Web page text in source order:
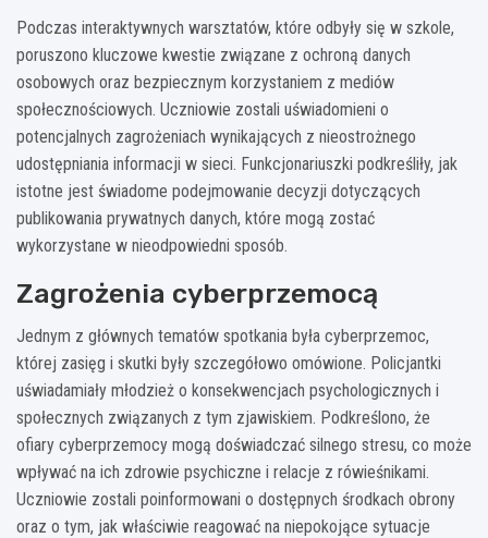
Podczas interaktywnych warsztatów, które odbyły się w szkole,
poruszono kluczowe kwestie związane z ochroną danych
osobowych oraz bezpiecznym korzystaniem z mediów
społecznościowych. Uczniowie zostali uświadomieni o
potencjalnych zagrożeniach wynikających z nieostrożnego
udostępniania informacji w sieci. Funkcjonariuszki podkreśliły, jak
istotne jest świadome podejmowanie decyzji dotyczących
publikowania prywatnych danych, które mogą zostać
wykorzystane w nieodpowiedni sposób.
Zagrożenia cyberprzemocą
Jednym z głównych tematów spotkania była cyberprzemoc,
której zasięg i skutki były szczegółowo omówione. Policjantki
uświadamiały młodzież o konsekwencjach psychologicznych i
społecznych związanych z tym zjawiskiem. Podkreślono, że
ofiary cyberprzemocy mogą doświadczać silnego stresu, co może
wpływać na ich zdrowie psychiczne i relacje z rówieśnikami.
Uczniowie zostali poinformowani o dostępnych środkach obrony
oraz o tym, jak właściwie reagować na niepokojące sytuacje